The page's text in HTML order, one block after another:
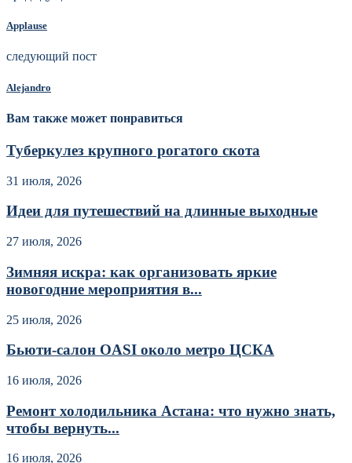
Applause
следующий пост
Alejandro
Вам также может понравиться
Туберкулез крупного рогатого скота
31 июля, 2026
Идеи для путешествий на длинные выходные
27 июля, 2026
Зимняя искра: как организовать яркие
новогодние мероприятия в...
25 июля, 2026
Бьюти-салон OASI около метро ЦСКА
16 июля, 2026
Ремонт холодильника Астана: что нужно знать,
чтобы вернуть...
16 июля, 2026